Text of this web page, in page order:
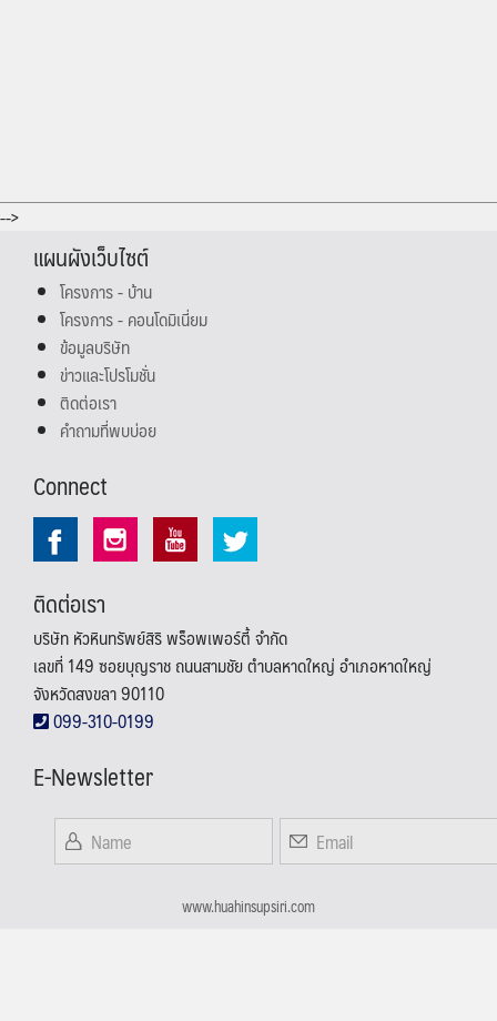
-->
แผนผังเว็บไซต์
โครงการ - บ้าน
โครงการ - คอนโดมิเนี่ยม
ข้อมูลบริษัท
ข่าวและโปรโมชั่น
ติดต่อเรา
คำถามที่พบบ่อย
Connect
ติดต่อเรา
บริษัท หัวหินทรัพย์สิริ พร็อพเพอร์ตี้ จำกัด
เลขที่ 149 ซอยบุญราช ถนนสามชัย ตำบลหาดใหญ่ อำเภอหาดใหญ่
จังหวัดสงขลา 90110
099-310-0199
E-Newsletter
www.huahinsupsiri.com